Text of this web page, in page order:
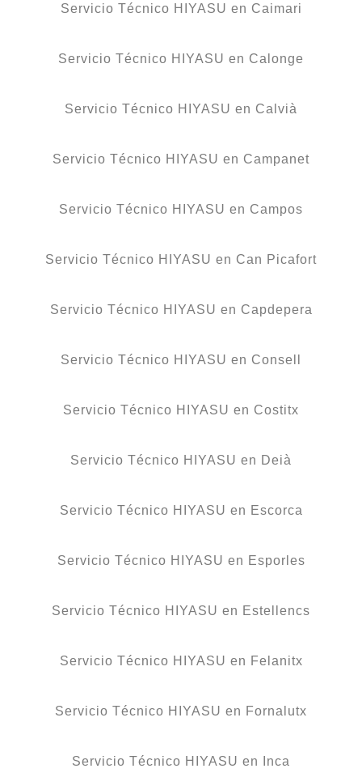
Servicio Técnico HIYASU en Caimari
Servicio Técnico HIYASU en Calonge
Servicio Técnico HIYASU en Calvià
Servicio Técnico HIYASU en Campanet
Servicio Técnico HIYASU en Campos
Servicio Técnico HIYASU en Can Picafort
Servicio Técnico HIYASU en Capdepera
Servicio Técnico HIYASU en Consell
Servicio Técnico HIYASU en Costitx
Servicio Técnico HIYASU en Deià
Servicio Técnico HIYASU en Escorca
Servicio Técnico HIYASU en Esporles
Servicio Técnico HIYASU en Estellencs
Servicio Técnico HIYASU en Felanitx
Servicio Técnico HIYASU en Fornalutx
Servicio Técnico HIYASU en Inca